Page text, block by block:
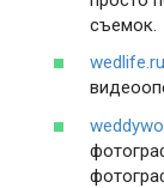
съемок.
wedlife.ru